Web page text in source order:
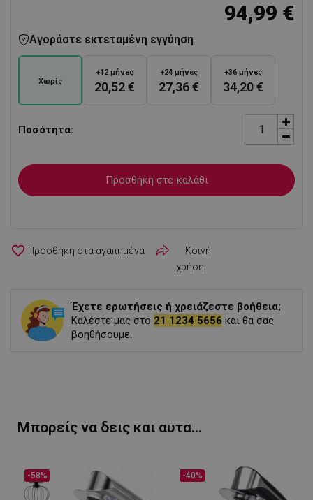
94,99 €
Αγοράστε εκτεταμένη εγγύηση
Χωρίς
+12 μήνες
20,52 €
+24 μήνες
27,36 €
+36 μήνες
34,20 €
Ποσότητα:
Προσθήκη στο καλάθι
favorite_border
Κοινή
χρήση
Έχετε ερωτήσεις ή χρειάζεστε βοήθεια;
Καλέστε μας στο 21 1234 5656 και θα σας
βοηθήσουμε.
Μπορείς να δεις και αυτα...
-58% -40%